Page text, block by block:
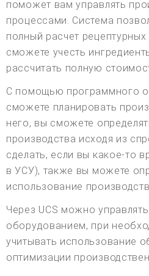
поможет вам управлять
процессами. Система
полный расчет
сможете учесть
рассчитать полную
С помощью программного
сможете планировать
него, вы сможете
производства исходя из
сделать, если вы какое-то
в УСУ), также вы можете
использование
Через UCS можно
оборудованием, при
учитывать использование
оптимизации